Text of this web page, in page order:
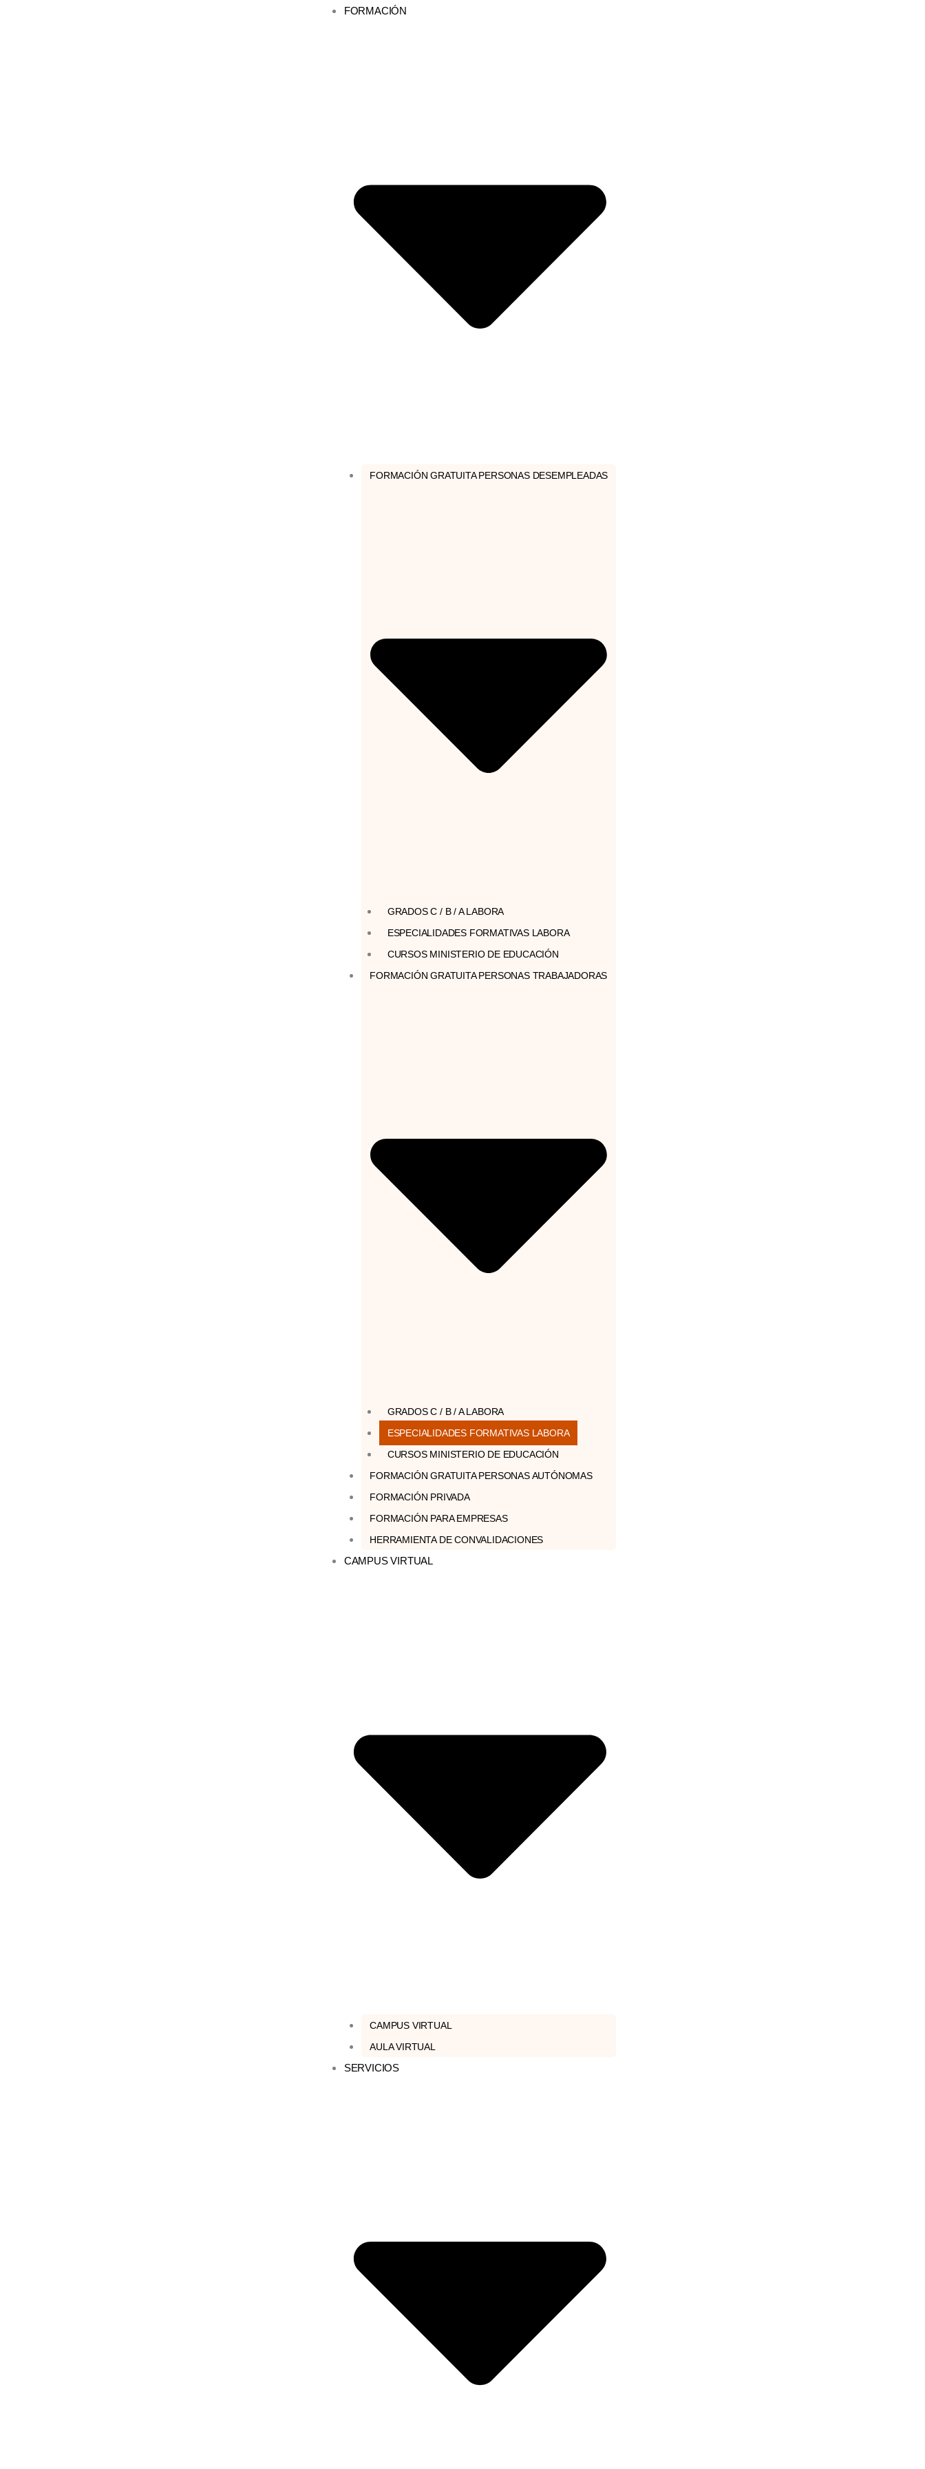
FORMACIÓN
FORMACIÓN GRATUITA PERSONAS DESEMPLEADAS
GRADOS C / B / A LABORA
ESPECIALIDADES FORMATIVAS LABORA
CURSOS MINISTERIO DE EDUCACIÓN
FORMACIÓN GRATUITA PERSONAS TRABAJADORAS
GRADOS C / B / A LABORA
ESPECIALIDADES FORMATIVAS LABORA
CURSOS MINISTERIO DE EDUCACIÓN
FORMACIÓN GRATUITA PERSONAS AUTÓNOMAS
FORMACIÓN PRIVADA
FORMACIÓN PARA EMPRESAS
HERRAMIENTA DE CONVALIDACIONES
CAMPUS VIRTUAL
CAMPUS VIRTUAL
AULA VIRTUAL
SERVICIOS